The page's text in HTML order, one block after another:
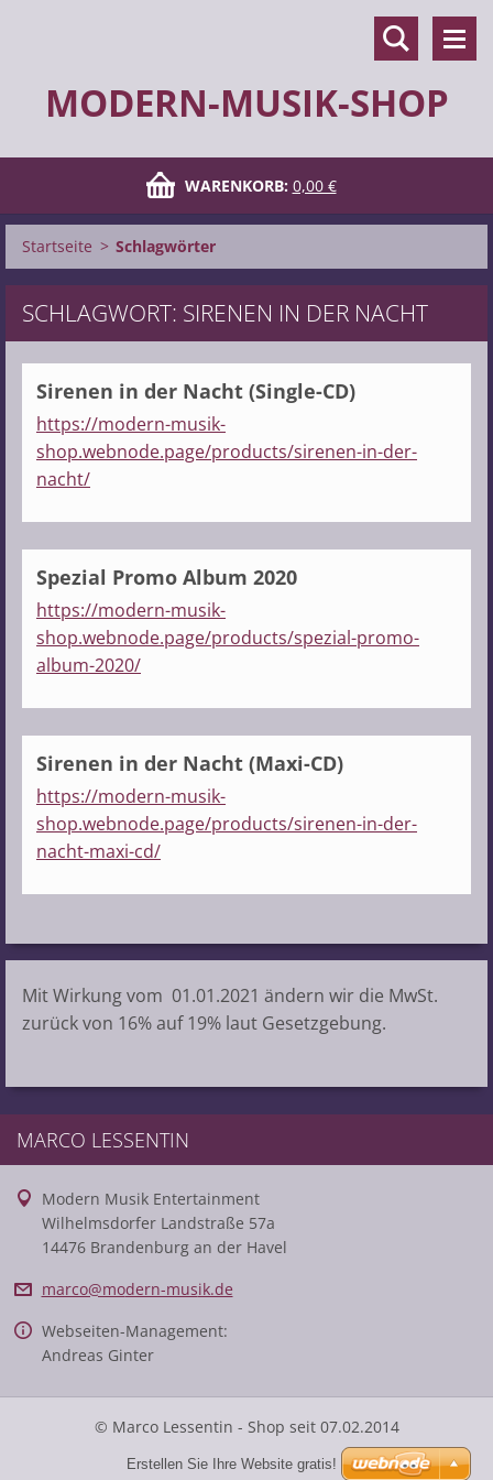
MODERN-MUSIK-SHOP
WARENKORB: 0,00 €
Startseite > Schlagwörter
SCHLAGWORT: SIRENEN IN DER NACHT
Sirenen in der Nacht (Single-CD)
https://modern-musik-
shop.webnode.page/products/sirenen-in-der-
nacht/
Spezial Promo Album 2020
https://modern-musik-
shop.webnode.page/products/spezial-promo-
album-2020/
Sirenen in der Nacht (Maxi-CD)
https://modern-musik-
shop.webnode.page/products/sirenen-in-der-
nacht-maxi-cd/
Mit Wirkung vom 01.01.2021 ändern wir die MwSt.
zurück von 16% auf 19% laut Gesetzgebung.
MARCO LESSENTIN
Modern Musik Entertainment
Wilhelmsdorfer Landstraße 57a
14476 Brandenburg an der Havel
marco@modern-musik.de
Webseiten-Management:
Andreas Ginter
© Marco Lessentin - Shop seit 07.02.2014
Erstellen Sie Ihre Website gratis!